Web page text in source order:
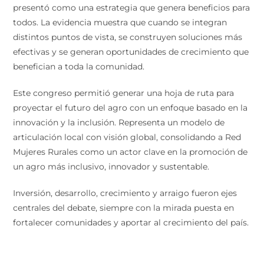
presentó como una estrategia que genera beneficios para
todos. La evidencia muestra que cuando se integran
distintos puntos de vista, se construyen soluciones más
efectivas y se generan oportunidades de crecimiento que
benefician a toda la comunidad.
Este congreso permitió generar una hoja de ruta para
proyectar el futuro del agro con un enfoque basado en la
innovación y la inclusión. Representa un modelo de
articulación local con visión global, consolidando a Red
Mujeres Rurales como un actor clave en la promoción de
un agro más inclusivo, innovador y sustentable.
Inversión, desarrollo, crecimiento y arraigo fueron ejes
centrales del debate, siempre con la mirada puesta en
fortalecer comunidades y aportar al crecimiento del país.